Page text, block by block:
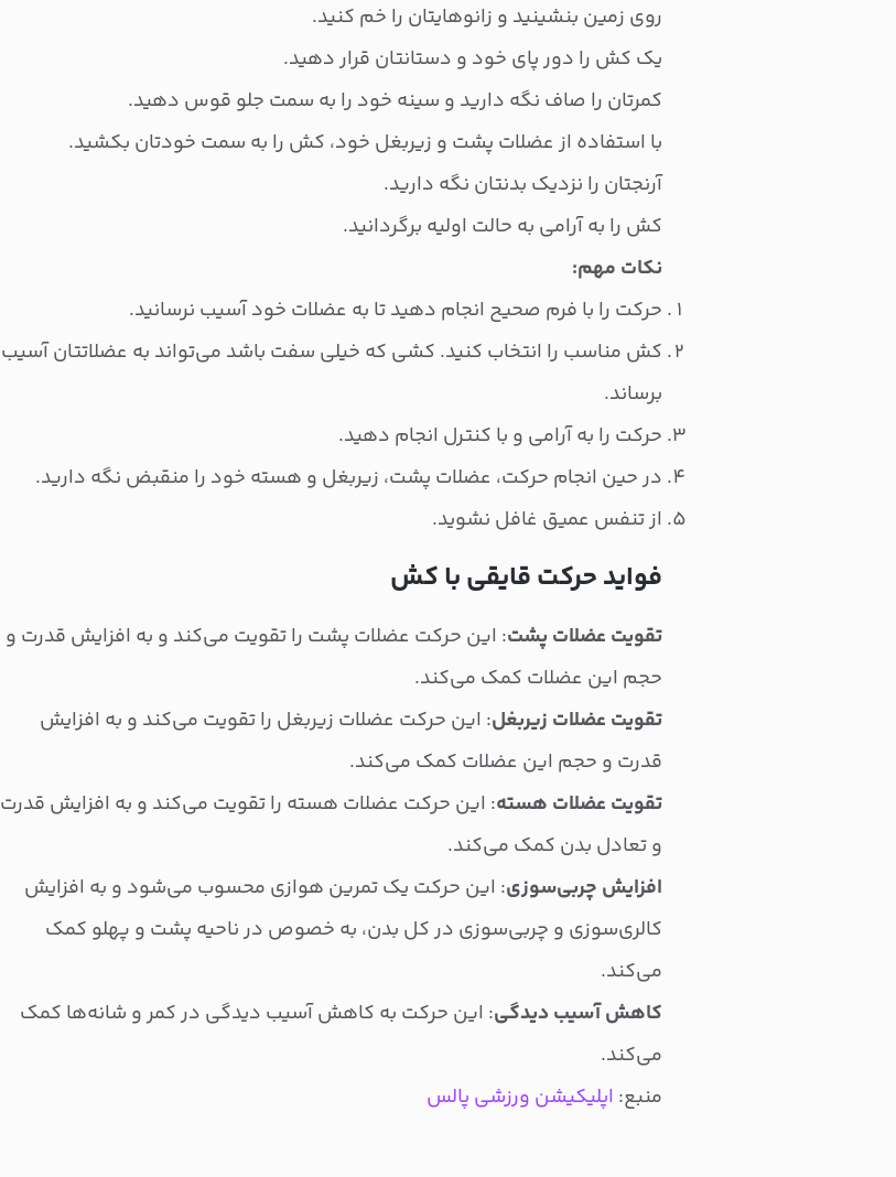
روی زمین بنشینید و زانوهایتان را خم کنید.
یک کش را دور پای خود و دستانتان قرار دهید.
کمرتان را صاف نگه دارید و سینه خود را به سمت جلو قوس دهید.
با استفاده از عضلات پشت و زیربغل خود، کش را به سمت خودتان بکشید.
آرنجتان را نزدیک بدنتان نگه دارید.
کش را به آرامی به حالت اولیه برگردانید.
نکات مهم:
حرکت را با فرم صحیح انجام دهید تا به عضلات خود آسیب نرسانید.
کش مناسب را انتخاب کنید. کشی که خیلی سفت باشد می‌تواند به عضلاتتان آسیب
برساند.
حرکت را به آرامی و با کنترل انجام دهید.
در حین انجام حرکت، عضلات پشت، زیربغل و هسته خود را منقبض نگه دارید.
از تنفس عمیق غافل نشوید.
فواید حرکت قایقی با کش
تقویت عضلات پشت: این حرکت عضلات پشت را تقویت می‌کند و به افزایش قدرت و
حجم این عضلات کمک می‌کند.
تقویت عضلات زیربغل: این حرکت عضلات زیربغل را تقویت می‌کند و به افزایش
قدرت و حجم این عضلات کمک می‌کند.
تقویت عضلات هسته: این حرکت عضلات هسته را تقویت می‌کند و به افزایش قدرت
و تعادل بدن کمک می‌کند.
افزایش چربی‌سوزی: این حرکت یک تمرین هوازی محسوب می‌شود و به افزایش
کالری‌سوزی و چربی‌سوزی در کل بدن، به خصوص در ناحیه پشت و پهلو کمک
می‌کند.
کاهش آسیب دیدگی: این حرکت به کاهش آسیب دیدگی در کمر و شانه‌ها کمک
می‌کند.
منبع: اپلیکیشن ورزشی پالس